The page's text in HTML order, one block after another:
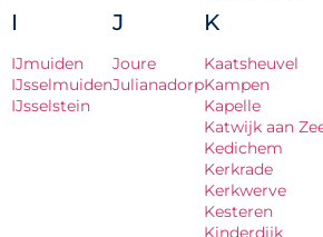
I
IJmuiden
IJsselmuiden
IJsselstein
J
Joure
Julianadorp
K
Kaatsheuvel
Kampen
Kapelle
Katwijk aan
Kedichem
Kerkrade
Kerkwerve
Kesteren
Kinderdijk